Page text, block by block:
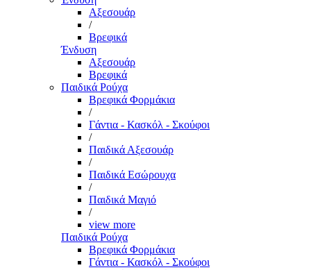
Αξεσουάρ
/
Βρεφικά
Ένδυση
Αξεσουάρ
Βρεφικά
Παιδικά Ρούχα
Βρεφικά Φορμάκια
/
Γάντια - Κασκόλ - Σκούφοι
/
Παιδικά Αξεσουάρ
/
Παιδικά Εσώρουχα
/
Παιδικά Μαγιό
/
view more
Παιδικά Ρούχα
Βρεφικά Φορμάκια
Γάντια - Κασκόλ - Σκούφοι